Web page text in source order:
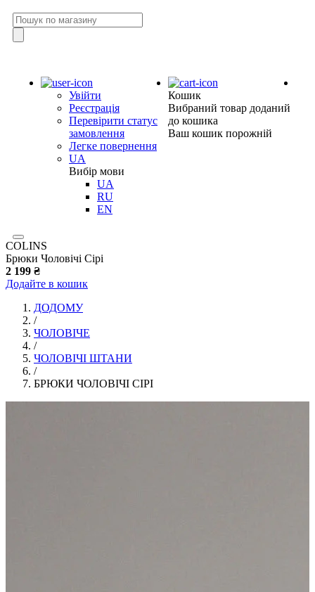
Увійти
Реєстрація
Перевірити статус
замовлення
Легке повернення
UA
Вибір мови
UA
RU
EN
Кошик
Вибраний товар доданий
до кошика
Ваш кошик порожній
COLINS
Брюки Чоловічі Сірі
2 199 ₴
Додайте в кошик
ДОДОМУ
/
ЧОЛОВІЧЕ
/
ЧОЛОВІЧІ ШТАНИ
/
БРЮКИ ЧОЛОВІЧІ СІРІ